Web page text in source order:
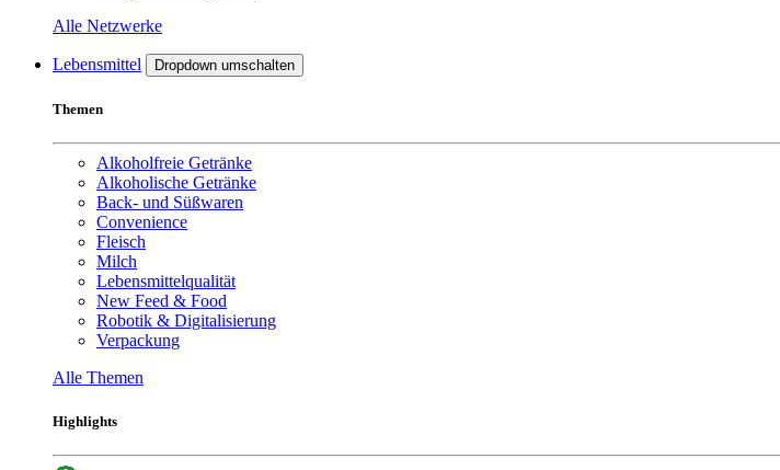
Alle Netzwerke
Lebensmittel Dropdown umschalten
Themen
Alkoholfreie Getränke
Alkoholische Getränke
Back- und Süßwaren
Convenience
Fleisch
Milch
Lebensmittelqualität
New Feed & Food
Robotik & Digitalisierung
Verpackung
Alle Themen
Highlights